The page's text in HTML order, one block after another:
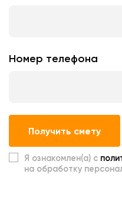
Номер телефона
Получить смету
Я ознакомлен(а) с
на обработку